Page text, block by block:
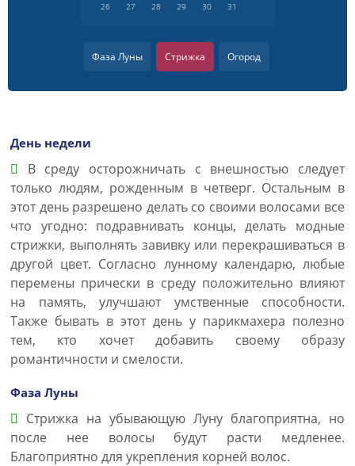
26
27 28 29 30 31
Фаза Луны Стрижка Огород
День недели
В среду осторожничать с внешностью следует
только людям, рожденным в четверг. Остальным в
этот день разрешено делать со своими волосами все
что угодно: подравнивать концы, делать модные
стрижки, выполнять завивку или перекрашиваться в
другой цвет. Согласно лунному календарю, любые
перемены прически в среду положительно влияют
на память, улучшают умственные способности.
Также бывать в этот день у парикмахера полезно
тем, кто хочет добавить своему образу
романтичности и смелости.
Фаза Луны
Стрижка на убывающую Луну благоприятна, но
после нее волосы будут расти медленее.
Благоприятно для укрепления корней волос.